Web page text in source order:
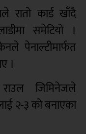
रातो कार्ड खाँदै
समेटियो ।
पेनाल्टीमार्फत
।
जिमिनेजले
२-३ को बनाएका